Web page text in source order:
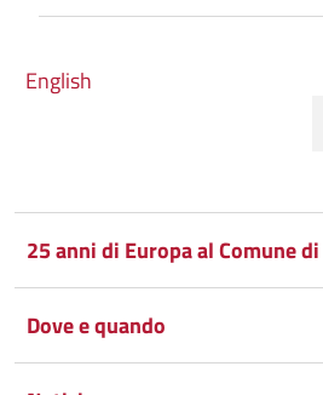
English
25 anni di Europa al Comune
Dove e quando